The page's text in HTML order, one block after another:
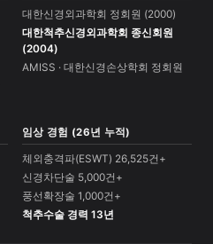
대한신경외과학회 정회원 (2000)
대한척추신경외과학회 종신회원
(2004)
AMISS · 대한신경손상학회 정회원
임상 경험 (26년 누적)
체외충격파(ESWT) 26,525건+
신경차단술 5,000건+
풍선확장술 1,000건+
척추수술 경력 13년